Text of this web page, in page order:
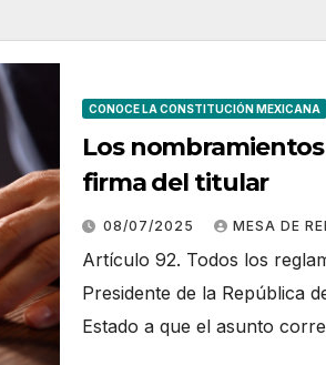
CONOCE LA CONSTITUCIÓN MEXICANA
Los
firma del titular
08/07/2025 MESA DE
Artículo 92. Todos los
Presidente de la República
Estado a que el asunto